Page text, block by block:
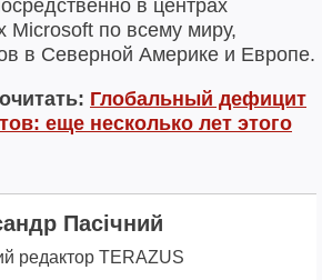
в центрах
Microsoft по всему миру,
в Северной Америке и Европе.
Глобальный дефицит
еще несколько лет этого
Пасічний
редактор TERAZUS